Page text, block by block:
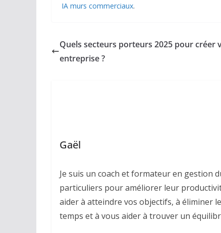
IA murs commerciaux.
Quels secteurs porteurs 2025 pour créer
entreprise ?
Gaël
Je suis un coach et formateur en gestion
particuliers pour améliorer leur
aider à atteindre vos objectifs, à éliminer
temps et à vous aider à trouver un